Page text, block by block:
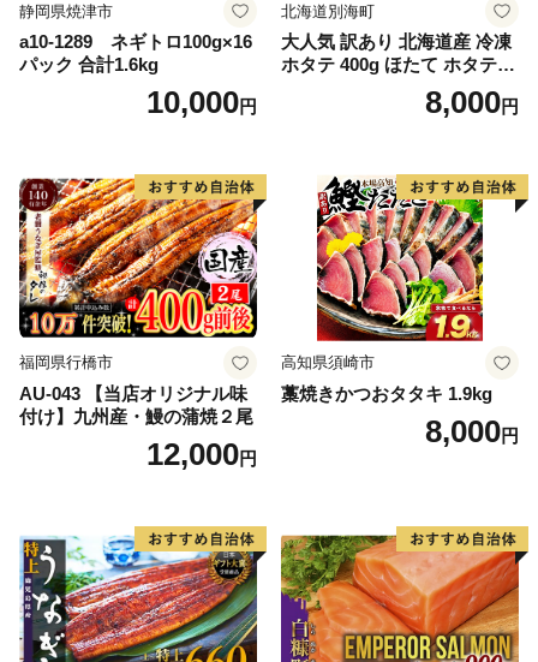
静岡県焼津市
a10-1289 ネギトロ100g×16
パック 合計1.6kg
10,000円
北海道別海町
大人気 訳あり 北海道産 冷凍
ホタテ 400g ほたて ホタテ
8,000円
福岡県行橋市
AU-043 【当店オリジナル味
付け】九州産・鰻の蒲焼２尾
12,000円
高知県須崎市
藁焼きかつおタタキ 1.9kg
8,000円